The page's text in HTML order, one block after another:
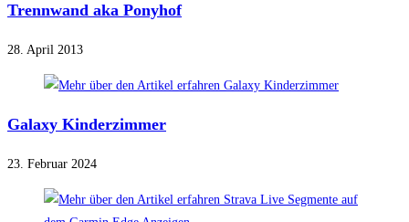
Trennwand aka Ponyhof
28. April 2013
Galaxy Kinderzimmer
23. Februar 2024